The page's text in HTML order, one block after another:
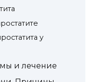
у
и лечение